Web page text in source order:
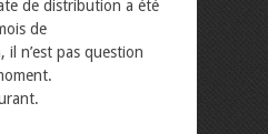
de distribution a été
de
n’est pas question